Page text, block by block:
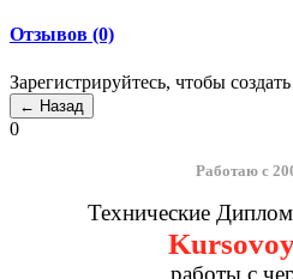
Отзывов (0)
Зарегистрируйтесь, чтобы
0
Работаю с
Технические
работы с